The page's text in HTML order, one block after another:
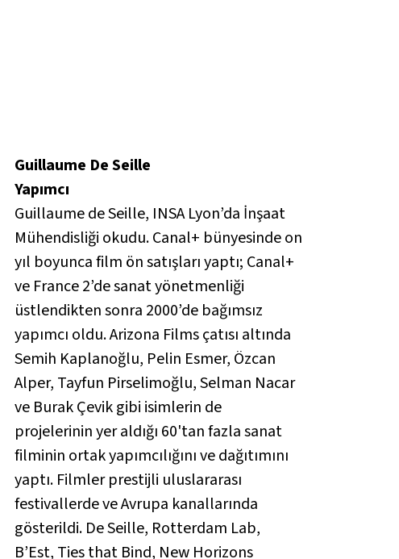
Guillaume De Seille
Yapımcı
Guillaume de Seille, INSA Lyon’da İnşaat
Mühendisliği okudu. Canal+ bünyesinde on
yıl boyunca film ön satışları yaptı; Canal+
ve France 2’de sanat yönetmenliği
üstlendikten sonra 2000’de bağımsız
yapımcı oldu. Arizona Films çatısı altında
Semih Kaplanoğlu, Pelin Esmer, Özcan
Alper, Tayfun Pirselimoğlu, Selman Nacar
ve Burak Çevik gibi isimlerin de
projelerinin yer aldığı 60'tan fazla sanat
filminin ortak yapımcılığını ve dağıtımını
yaptı. Filmler prestijli uluslararası
festivallerde ve Avrupa kanallarında
gösterildi. De Seille, Rotterdam Lab,
B’Est, Ties that Bind, New Horizons